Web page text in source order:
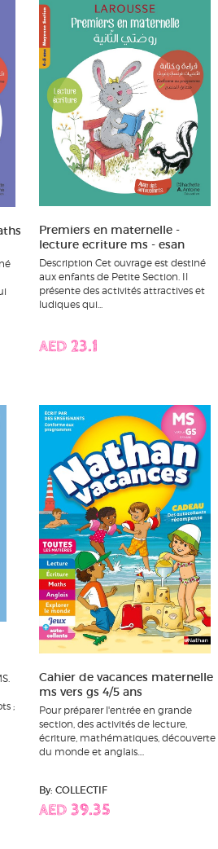
Premiers en maternelle -
lecture ecriture ms - esan
Description Cet ouvrage est destiné
aux enfants de Petite Section. Il
présente des activités attractives et
ludiques qui...
AED 23.1
;
Cahier de vacances maternelle
ms vers gs 4/5 ans
Pour préparer l'entrée en grande
section, des activités de lecture,
écriture, mathématiques, découverte
du monde et anglais....
By: COLLECTIF
AED 39.35